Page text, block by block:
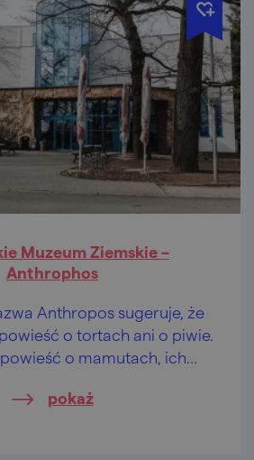
Muzeum Ziemskie –
Anthrophos
Anthropos sugeruje, że
o tortach ani o piwie.
o mamutach, ich
pokaż